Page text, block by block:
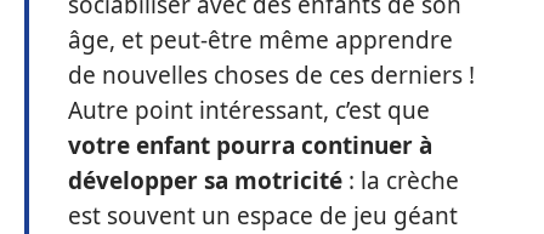
âge, et peut-être même apprendre
de nouvelles choses de ces derniers !
Autre point intéressant, c’est que
votre enfant pourra continuer à
développer sa motricité : la crèche
est souvent un espace de jeu géant